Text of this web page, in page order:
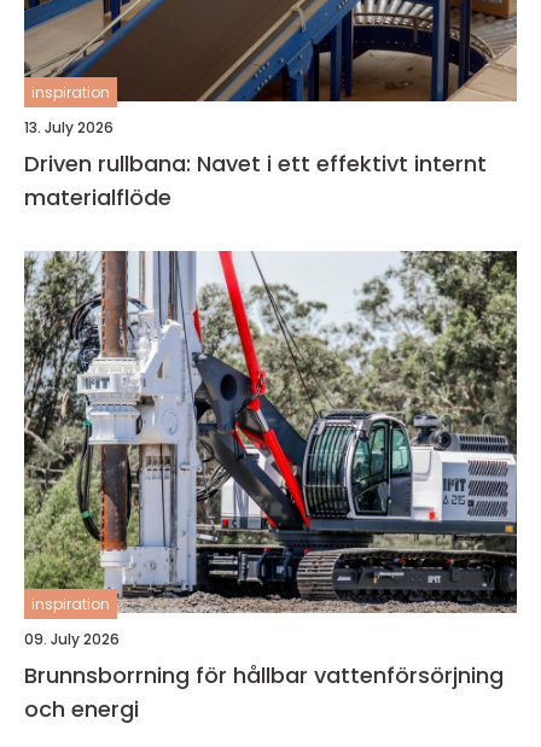
inspiration
13. July 2026
Driven rullbana: Navet i ett effektivt internt
materialflöde
inspiration
09. July 2026
Brunnsborrning för hållbar vattenförsörjning
och energi